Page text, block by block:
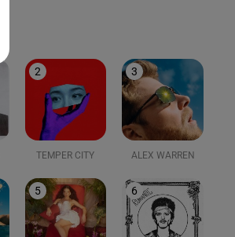
2
TEMPER CITY
3
ALEX WARREN
5 6